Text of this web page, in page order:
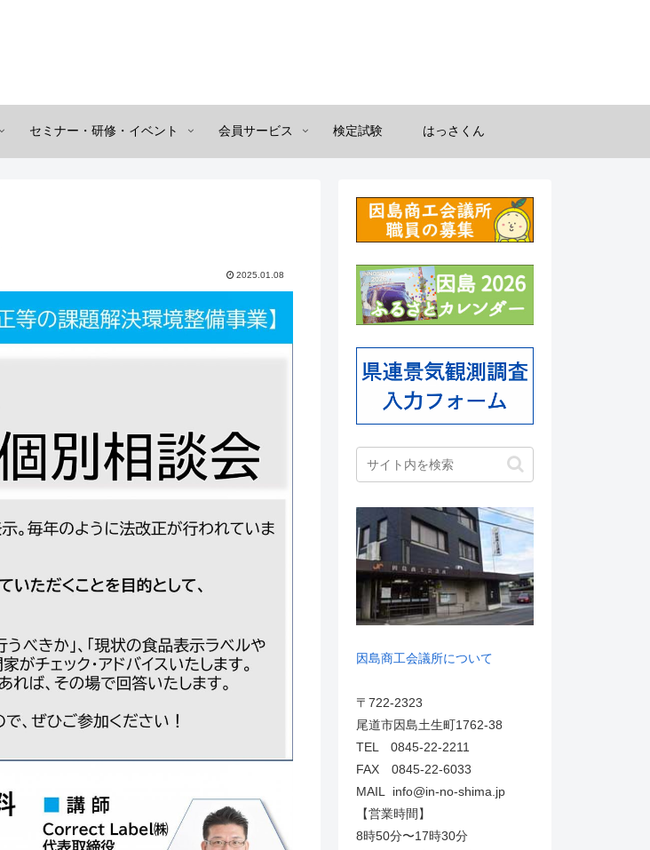
セミナー・研修・イベント 会員サービス 検定試験 はっさくん
2025.01.08
因島商工会議所について
〒722-2323
尾道市因島土生町1762-38
TEL 0845-22-2211
FAX 0845-22-6033
MAIL info@in-no-shima.jp
【営業時間】
8時50分〜17時30分